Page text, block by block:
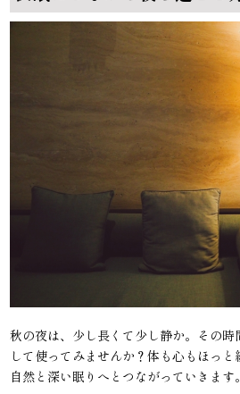
秋の夜は、少し長くて少し静か。その時
して使ってみませんか？体も心もほっと
自然と深い眠りへとつながっていきます。